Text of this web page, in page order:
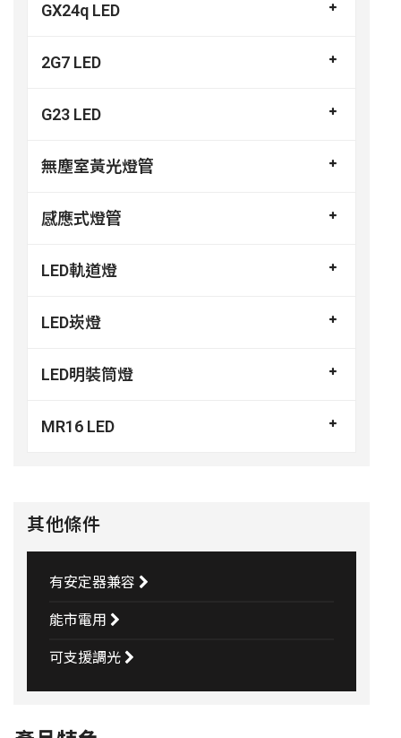
GX24q LED
2G7 LED
G23 LED
無塵室黃光燈管
感應式燈管
LED軌道燈
LED崁燈
LED明裝筒燈
MR16 LED
其他條件
有安定器兼容
能市電用
可支援調光